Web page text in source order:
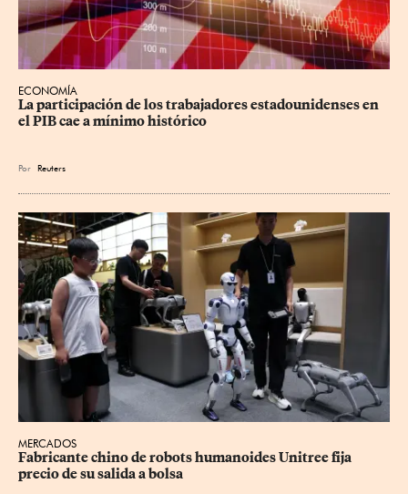
ECONOMÍA
La participación de los trabajadores estadounidenses en
el PIB cae a mínimo histórico
Por Reuters
MERCADOS
Fabricante chino de robots humanoides Unitree fija
precio de su salida a bolsa